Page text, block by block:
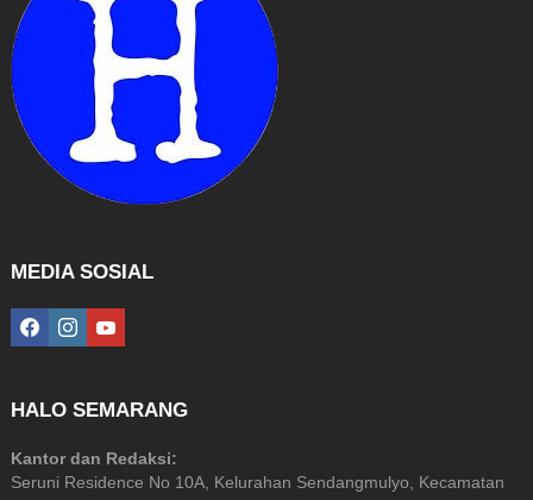
MEDIA SOSIAL
facebookinstagramyoutube
HALO SEMARANG
Kantor dan Redaksi:
Seruni Residence No 10A, Kelurahan Sendangmulyo, Kecamatan